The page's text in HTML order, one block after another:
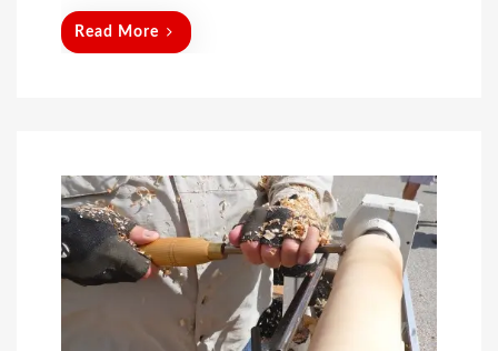
Read More